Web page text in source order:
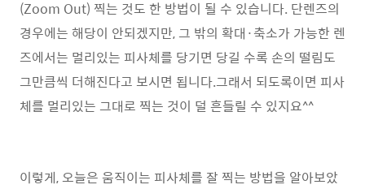
(Zoom Out) 찍는 것도 한 방법이 될 수 있습니다. 단렌즈의
경우에는 해당이 안되겠지만, 그 밖의 확대·축소가 가능한 렌
즈에서는 멀리있는 피사체를 당기면 당길 수록 손의 떨림도
그만큼씩 더해진다고 보시면 됩니다.그래서 되도록이면 피사
체를 멀리있는 그대로 찍는 것이 덜 흔들릴 수 있지요^^
이렇게, 오늘은 움직이는 피사체를 잘 찍는 방법을 알아보았